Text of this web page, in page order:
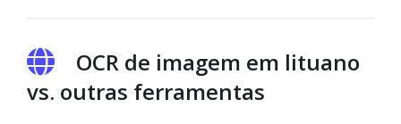
OCR de imagem em lituano
vs. outras ferramentas